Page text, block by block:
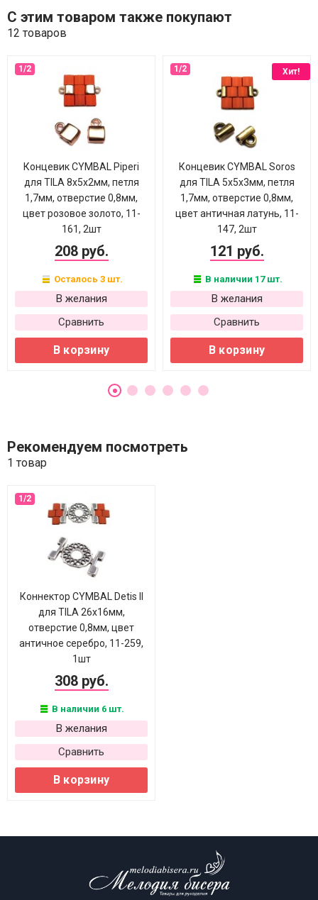
С этим товаром также покупают
12 товаров
Концевик CYMBAL Piperi
для TILA 8х5х2мм, петля
1,7мм, отверстие 0,8мм,
цвет розовое золото, 11-
161, 2шт
208 руб.
Осталось 3 шт.
В желания
Сравнить
В корзину
Хит!
Концевик CYMBAL Soros
для TILA 5х5х3мм, петля
1,7мм, отверстие 0,8мм,
цвет античная латунь, 11-
147, 2шт
121 руб.
В наличии 17 шт.
В желания
Сравнить
В корзину
Рекомендуем посмотреть
1 товар
Коннектор CYMBAL Detis II
для TILA 26х16мм,
отверстие 0,8мм, цвет
античное серебро, 11-259,
1шт
308 руб.
В наличии 6 шт.
В желания
Сравнить
В корзину